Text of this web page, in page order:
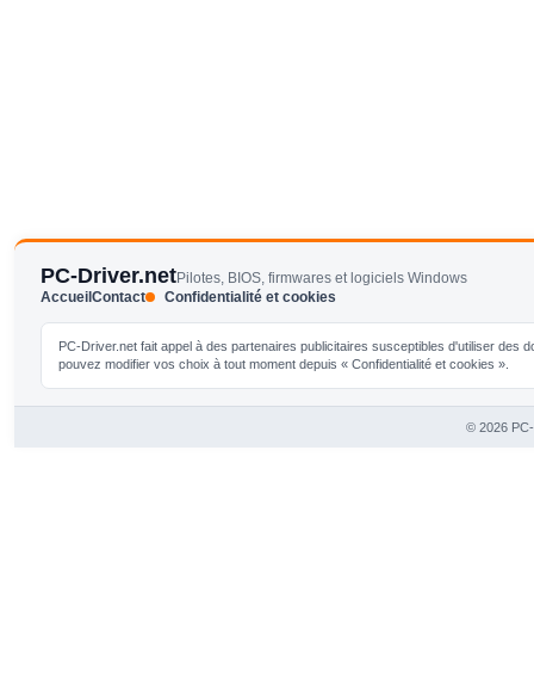
PC-Driver.netPilotes, BIOS, firmwares et logiciels Windows
AccueilContact Confidentialité et cookies
PC-Driver.net fait appel à des partenaires publicitaires susceptibles d'utiliser
pouvez modifier vos choix à tout moment depuis « Confidentialité et cookies ».
© 2026